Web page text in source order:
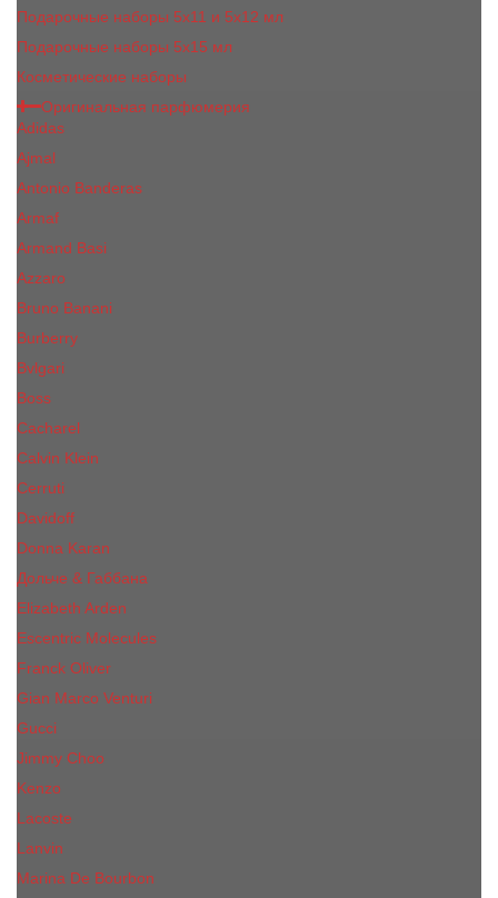
Подарочные наборы 5x11 и 5х12 мл
Подарочные наборы 5x15 мл
Косметические наборы
Оригинальная парфюмерия
Adidas
Ajmal
Antonio Banderas
Armaf
Armand Basi
Azzaro
Bruno Banani
Burberry
Bvlgari
Boss
Cacharel
Calvin Klein
Cerruti
Davidoff
Donna Karan
Дольче & Габбана
Elizabeth Arden
Escentric Molecules
Franck Oliver
Gian Marco Venturi
Gucci
Jimmy Choo
Kenzo
Lacoste
Lanvin
Marina De Bourbon